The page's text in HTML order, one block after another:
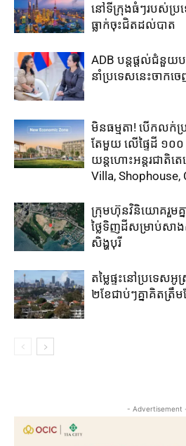
នៅ​ទីក្រុង​ធំៗ​របស់​ប្រ
ធ្លាក់​ចុះ​ជិត​ដល់​បាត
ADB បន្ត​ផ្តល់​ជំនួយ​ប
នាំ​ប្រទេស​នេះ​ចាក​ច
មិនធម្មតា! បើកលក់ប្
តែមួយ លើផ្ទៃដី ១០
យន្តហោះ​អន្តរជាតិត
Villa,
ក្រុមហ៊ុន​វិនិយោគ​រួម​គ្ន
ថ្លៃ​ទិញ​ដី​សម្រាប់​សា
សិង្ហបុរី​
តម្លៃ​ផ្ទះ​នៅ​ប្រទេស​អូ
២​ខែ​ជាប់ៗ​គ្នា​គិត​ត្រឹម​
- Advertisement